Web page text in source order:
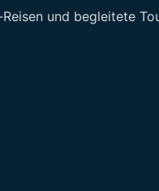
und begleitete